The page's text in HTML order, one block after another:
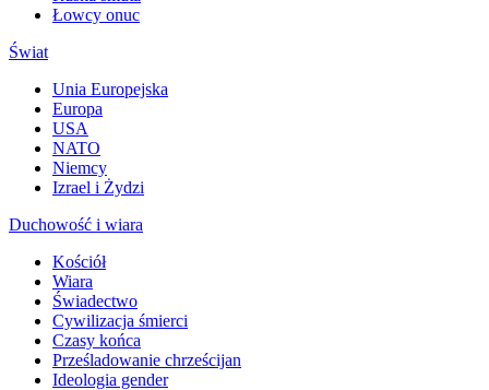
Łowcy onuc
Świat
Unia Europejska
Europa
USA
NATO
Niemcy
Izrael i Żydzi
Duchowość i wiara
Kościół
Wiara
Świadectwo
Cywilizacja śmierci
Czasy końca
Prześladowanie chrześcijan
Ideologia gender